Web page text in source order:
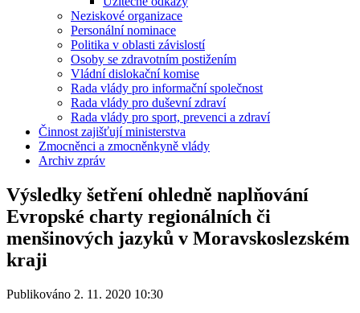
Neziskové organizace
Personální nominace
Politika v oblasti závislostí
Osoby se zdravotním postižením
Vládní dislokační komise
Rada vlády pro informační společnost
Rada vlády pro duševní zdraví
Rada vlády pro sport, prevenci a zdraví
Činnost zajišťují ministerstva
Zmocněnci a zmocněnkyně vlády
Archiv zpráv
Výsledky šetření ohledně naplňování
Evropské charty regionálních či
menšinových jazyků v Moravskoslezském
kraji
Publikováno 2. 11. 2020 10:30